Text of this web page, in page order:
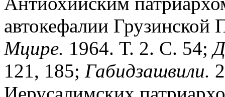
автокефалии Грузинской
Мцире. 1964. Т. 2. С. 54;
121, 185; Габидзашвили.